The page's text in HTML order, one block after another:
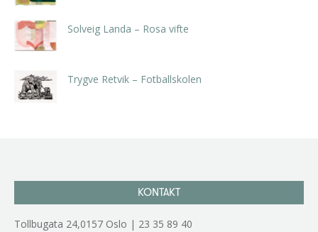
Solveig Landa – Rosa vifte
Trygve Retvik – Fotballskolen
KONTAKT
Tollbugata 24,0157 Oslo | 23 35 89 40